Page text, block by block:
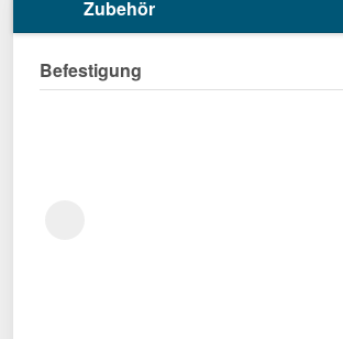
Zubehör
Befestigung